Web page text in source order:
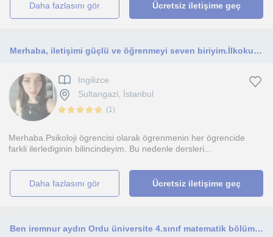
daha fazlasını gör Ücretsiz iletişime geç
Merhaba, iletişimi güçlü ve öğrenmeyi seven biriyim.İlkokul ve ortaokul öğrencilerine derslerinde destek olmayı hedefliyorum
Ingilizce
Sultangazi, İstanbul
(1)
Merhaba.Psikoloji ögrencisi olarak ögrenmenin her ögrencide
farkli ilerlediginin bilincindeyim. Bu nedenle dersleri...
daha fazlasını gör Ücretsiz iletişime geç
Ben iremnur aydın Ordu üniversite 4.sınıf matematik bölümü öğrencisiyim. Her sınıfa uygun ders anlatımı yapabilirim